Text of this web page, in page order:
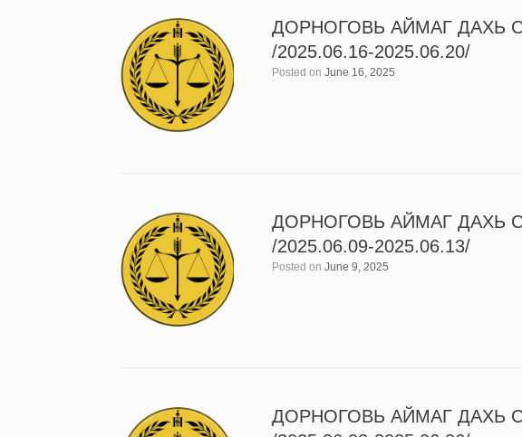
ДОРНОГОВЬ АЙМАГ ДАХЬ
/2025.06.16-2025.06.20/
Posted onJune 16, 2025
ДОРНОГОВЬ АЙМАГ ДАХЬ
/2025.06.09-2025.06.13/
Posted onJune 9, 2025
ДОРНОГОВЬ АЙМАГ ДАХЬ